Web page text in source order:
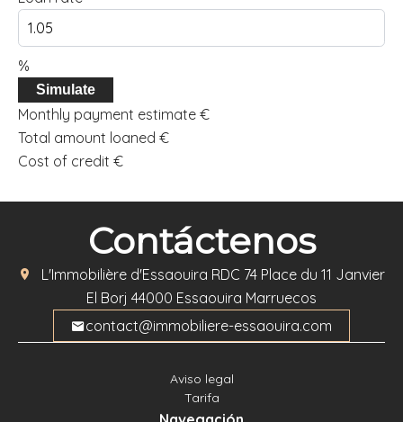
%
Simulate
Monthly payment estimate €
Total amount loaned €
Cost of credit €
Contáctenos
L'Immobilière d'Essaouira RDC 74 Place du 11 Janvier
El Borj 44000 Essaouira Marruecos
contact@immobiliere-essaouira.com
Aviso legal
Tarifa